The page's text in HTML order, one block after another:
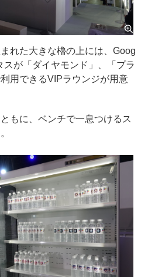
れた大きな櫓の上には、Goog
スが「ダイヤモンド」、「プラ
用できるVIPラウンジが用意
もに、ベンチで一息つけるス